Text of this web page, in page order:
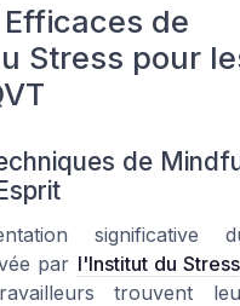
de
Stress pour
de
significative
par l'Institut du Stress
trouvent